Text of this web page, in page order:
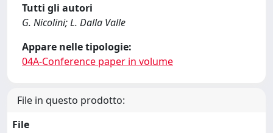
Tutti gli autori
G. Nicolini; L. Dalla Valle
Appare nelle tipologie:
04A-Conference paper in volume
File in questo prodotto:
File